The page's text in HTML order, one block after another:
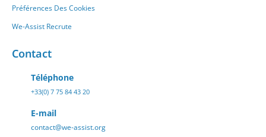
Préférences Des Cookies
We-Assist Recrute
Contact
Téléphone
+33(0) 7 75 84 43 20
E-mail
contact@we-assist.org